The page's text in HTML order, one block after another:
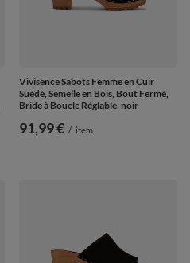
Vivisence Sabots Femme en Cuir
Suédé, Semelle en Bois, Bout Fermé,
Bride à Boucle Réglable, noir
91,99 € / item